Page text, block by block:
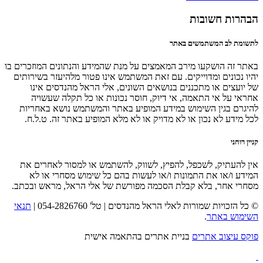
הבהרות חשובות
לתשומת לב המשתמשים באתר
באתר זה הושקעו מירב המאמצים על מנת שהמידע והנתונים המוזכרים בו
יהיו נכונים ומדוייקים. עם זאת המשתמש אינו פטור מלהיעזר בשירותים
של יועצים או מתכננים בנושאים השונים, אלי הראל מהנדסים אינו
אחראי על אי התאמה, אי דיוק, חוסר נכונות או כל תקלה שעשויה
להיגרם בגין השימוש במידע המופיע באתר והמשתמש נושא באחריות
לכל מידע לא נכון או לא מדויק או לא מלא המופיע באתר זה. ט.ל.ח.
קניין רוחני
אין להעתיק, לשכפל, להפיץ, לשווק, להשתמש או למסור לאחרים את
המידע ו/או את התמונות ו/או לעשות בהם כל שימוש מסחרי או לא
מסחרי אחר, בלא קבלת הסכמה מפורשת של אלי הראל, מראש ובכתב.
© כל הזכויות שמורות לאלי הראל מהנדסים | טל' 054-2826760 |
תנאי
השימוש באתר.
פוקס עיצוב אתרים בניית אתרים בהתאמה אישית